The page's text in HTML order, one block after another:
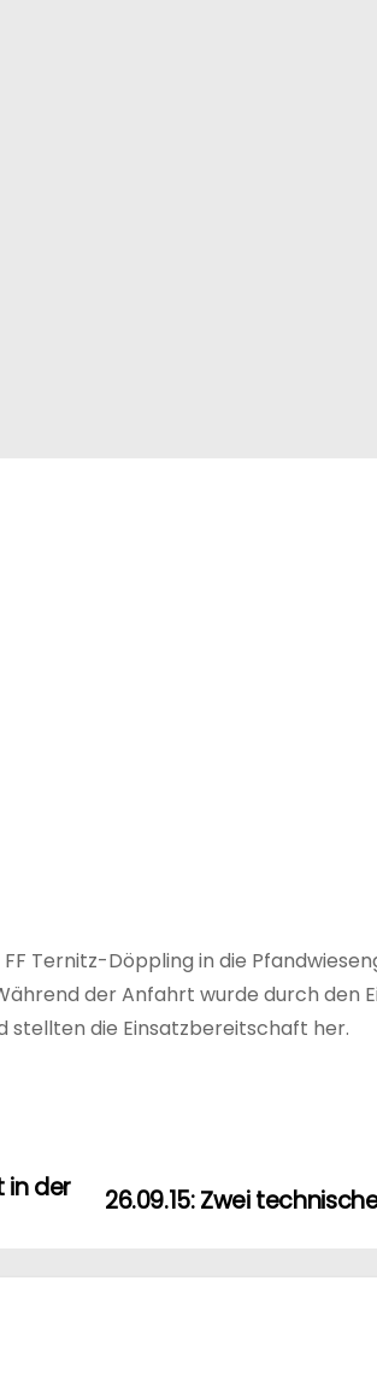
Ternitz-Döppling in die
der Anfahrt wurde durch den
stellten die Einsatzbereitschaft her.
26.09.15: Zwei
in der